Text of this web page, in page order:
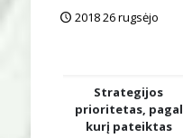
2018 26 rugsėjo
Strategijos
prioritetas, pagal
kurį pateiktas